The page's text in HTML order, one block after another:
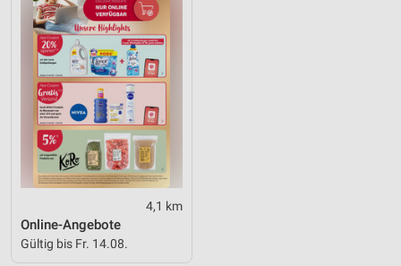
4,1 km
Online-Angebote
Gültig bis Fr. 14.08.